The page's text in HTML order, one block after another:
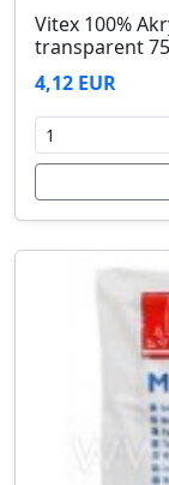
Vitex 100%
transparent
4,12 EUR